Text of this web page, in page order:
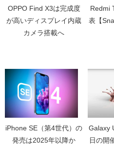
OPPO Find X3は完成度
が高いディスプレイ内蔵
カメラ搭載へ
Redmi
表【
iPhone SE（第4世代）の
発売は2025年以降か
Galaxy
日の開